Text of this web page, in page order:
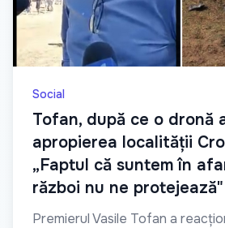
Social
Tofan, după ce o dronă
apropierea localității
„Faptul că suntem în
război nu ne protejează"
Premierul Vasile Tofan a